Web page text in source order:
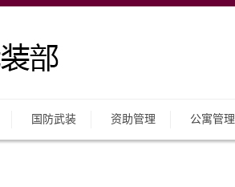
国防武装 资助管理 公寓管理